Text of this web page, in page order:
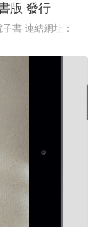
版 發行
書 連結網址：